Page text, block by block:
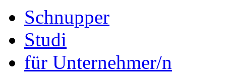
Schnupper
Studi
für Unternehmer/n